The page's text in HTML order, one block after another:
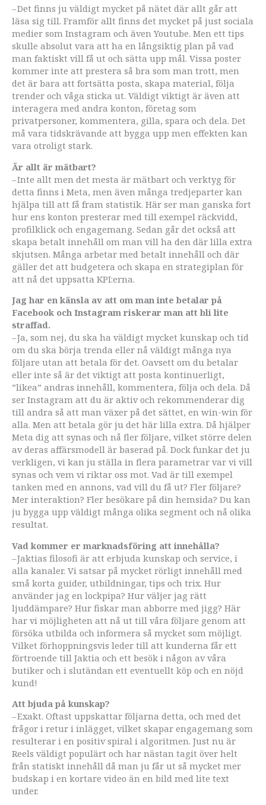
– Det finns ju väldigt mycket på nätet där allt går att
läsa sig till. Framför allt finns det mycket på just sociala
medier som Instagram och även Youtube. Men ett tips
skulle absolut vara att ha en långsiktig plan på vad
man faktiskt vill få ut och sätta upp mål. Vissa poster
kommer inte att prestera så bra som man trott, men
det är bara att fortsätta posta, skapa material, följa
trender och våga sticka ut. Väldigt viktigt är även att
interagera med andra konton, företag som
privatpersoner, kommentera, gilla, spara och dela. Det
må vara tidskrävande att bygga upp men effekten kan
vara otroligt stark.
Är allt är mätbart?
– Inte allt men det mesta är mätbart och verktyg för
detta finns i Meta, men även många tredjeparter kan
hjälpa till att få fram statistik. Här ser man ganska fort
hur ens konton presterar med till exempel räckvidd,
profilklick och engagemang. Sedan går det också att
skapa betalt innehåll om man vill ha den där lilla extra
skjutsen. Många arbetar med betalt innehåll och där
gäller det att budgetera och skapa en strategiplan för
att nå det uppsatta KPI:erna.
Jag har en känsla av att om man inte betalar på
Facebook och Instagram ­riskerar man att bli lite
straffad.
– Ja, som nej, du ska ha väldigt mycket kunskap och tid
om du ska börja trenda eller nå väldigt många nya
följare utan att betala för det. Oavsett om du betalar
eller inte så är det viktigt att posta kontinuerligt,
”likea” andras innehåll, kommentera, följa och dela. Då
ser Instagram att du är aktiv och rekommenderar dig
till andra så att man växer på det sättet, en win-win för
alla. Men att betala gör ju det här lilla extra. Då hjälper
Meta dig att synas och nå fler följare, vilket större delen
av deras affärsmodell är baserad på. Dock funkar det ju
verkligen, vi kan ju ställa in flera parametrar var vi vill
synas och vem vi riktar oss mot. Vad är till exempel
tanken med en annons, vad vill du få ut? Fler följare?
Mer interaktion? Fler besökare på din hemsida? Du kan
ju bygga upp väldigt många olika segment och nå olika
resultat.
Vad kommer er marknadsföring att ­innehålla?
– Jaktias filosofi är att erbjuda kunskap och service, i
alla kanaler. Vi satsar på mycket rörligt innehåll med
små korta guider, utbildningar, tips och trix. Hur
använder jag en lockpipa? Hur väljer jag rätt
ljuddämpare? Hur fiskar man abborre med jigg? Här
har vi möjlig­heten att nå ut till våra följare genom att
försöka utbilda och informera så mycket som möjligt.
Vilket förhoppningsvis leder till att kunderna får ett
förtroende till Jaktia och ett besök i någon av våra
butiker och i slutändan ett eventuellt köp och en nöjd
kund!
Att bjuda på kunskap?
– Exakt. Oftast uppskattar följarna detta, och med det
frågor i retur i inlägget, vilket skapar engagemang som
resulterar i en positiv spiral i algoritmen. Just nu är
Reels väldigt populärt och har nästan tagit över helt
från statiskt innehåll då man ju får ut så mycket mer
budskap i en kortare video än en bild med lite text
under.